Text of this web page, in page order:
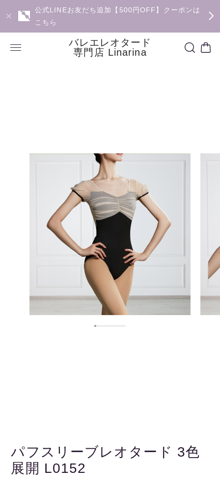
公式LINEお友だち追加【500円OFF】クーポンは
こちら
バレエレオタード
専門店 Linarina
パフスリーブレオタード 3色
展開 L0152